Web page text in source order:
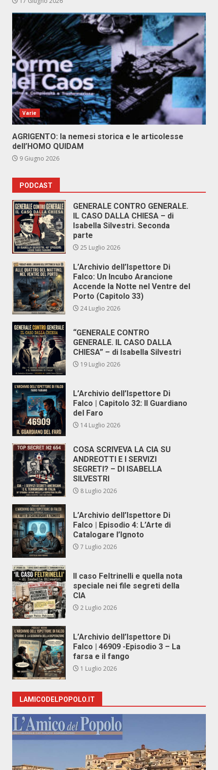
Varie
AGRIGENTO: la nemesi storica e le articolesse
dell’HOMO QUIDAM
9 Giugno 2026
PODCAST
GENERALE CONTRO GENERALE.
IL CASO DALLA CHIESA – di
Isabella Silvestri. Seconda
parte
25 Luglio 2026
L’Archivio dell’Ispettore Di
Falco: Un Incubo Arancione
Accende la Notte nel Ventre del
Porto (Capitolo 33)
24 Luglio 2026
“GENERALE CONTRO
GENERALE. IL CASO DALLA
CHIESA” – di Isabella Silvestri
19 Luglio 2026
L’Archivio dell’Ispettore Di
Falco | Capitolo 32: Il Guardiano
del Faro
14 Luglio 2026
COSA SCRIVEVA LA CIA SU
ANDREOTTI E I SERVIZI
SEGRETI? – DI ISABELLA
SILVESTRI
8 Luglio 2026
L’Archivio dell’Ispettore Di
Falco | Episodio 4: L’Arte di
Catalogare l’Ignoto
7 Luglio 2026
Il caso Feltrinelli e quella nota
speciale nei file segreti della
CIA
2 Luglio 2026
L’Archivio dell’Ispettore Di
Falco | 46909 -Episodio 3 – La
farsa e il fango
1 Luglio 2026
LAMICODELPOPOLO.IT